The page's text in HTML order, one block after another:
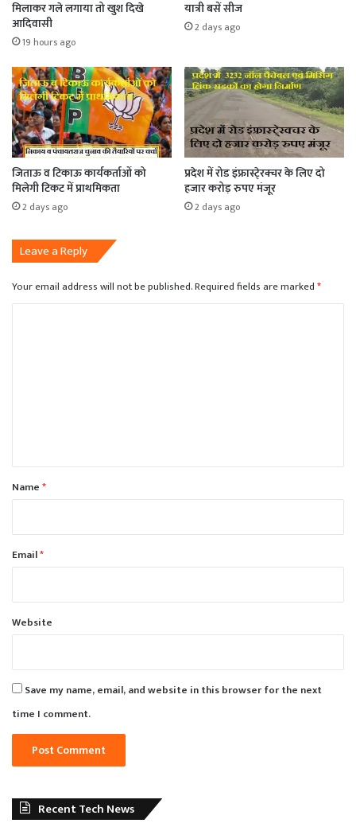
मिलाकर गले लगाया तो खुश दिखे
आदिवासी
19 hours ago
यात्री बसें सीज
2 days ago
जिताऊ व टिकाऊ कार्यकर्ताओं को
मिलेगी टिकट में प्राथमिकता
2 days ago
प्रदेश में रोड इंफ्रास्टे्रक्चर के लिए दो
हजार करोड़ रुपए मंजूर
2 days ago
Leave a Reply
Your email address will not be published.Required fields are marked*
*Name*
Email*
Website
Save my name, email, and website in this browser for the next
time I comment.
Recent Tech News